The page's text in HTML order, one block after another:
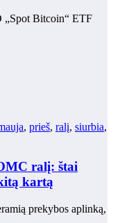
„Spot Bitcoin“ ETF
, prieš, ralį, siurbia,
ralį: štai
kartą
prekybos aplinką,